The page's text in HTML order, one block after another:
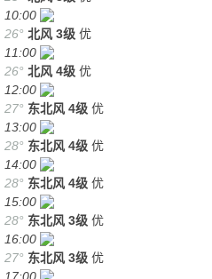
10:00
26° 北风 3级 优
11:00
26° 北风 4级 优
12:00
27° 东北风 4级 优
13:00
28° 东北风 4级 优
14:00
28° 东北风 4级 优
15:00
28° 东北风 3级 优
16:00
27° 东北风 3级 优